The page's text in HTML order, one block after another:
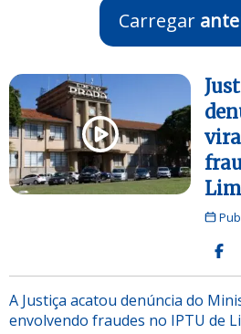
Carregar
A Justiça acatou denúncia do
envolvendo fraudes no IPTU de